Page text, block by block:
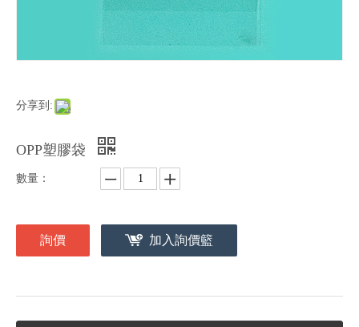
分享到:
OPP塑膠袋
數量：
詢價 加入詢價籃